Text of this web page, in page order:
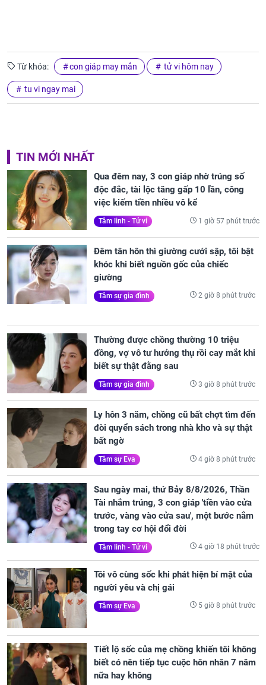
Từ khóa: con giáp may mắn tử vi hôm nay
tu vi ngay mai
TIN MỚI NHẤT
Qua đêm nay, 3 con giáp nhờ trúng số
độc đắc, tài lộc tăng gấp 10 lần, công
việc kiếm tiền nhiều vô kể
Tâm linh - Tử vi 1 giờ 57 phút trước
Đêm tân hôn thì giường cưới sập, tôi bật
khóc khi biết nguồn gốc của chiếc
giường
Tâm sự gia đình 2 giờ 8 phút trước
Thường được chồng thường 10 triệu
đồng, vợ vô tư hưởng thụ rồi cay mắt khi
biết sự thật đằng sau
Tâm sự gia đình 3 giờ 8 phút trước
Ly hôn 3 năm, chồng cũ bất chợt tìm đến
đòi quyển sách trong nhà kho và sự thật
bất ngờ
Tâm sự Eva 4 giờ 8 phút trước
Sau ngày mai, thứ Bảy 8/8/2026, Thần
Tài nhắm trúng, 3 con giáp 'tiền vào cửa
trước, vàng vào cửa sau', một bước nắm
trong tay cơ hội đổi đời
Tâm linh - Tử vi 4 giờ 18 phút trước
Tôi vô cùng sốc khi phát hiện bí mật của
người yêu và chị gái
Tâm sự Eva 5 giờ 8 phút trước
Tiết lộ sốc của mẹ chồng khiến tôi không
biết có nên tiếp tục cuộc hôn nhân 7 năm
nữa hay không